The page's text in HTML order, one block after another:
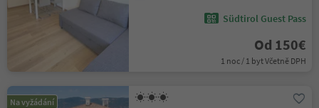
Südtirol Guest Pass
Od 150€
1 noc / 1 byt Včetně DPH
Na vyžádání